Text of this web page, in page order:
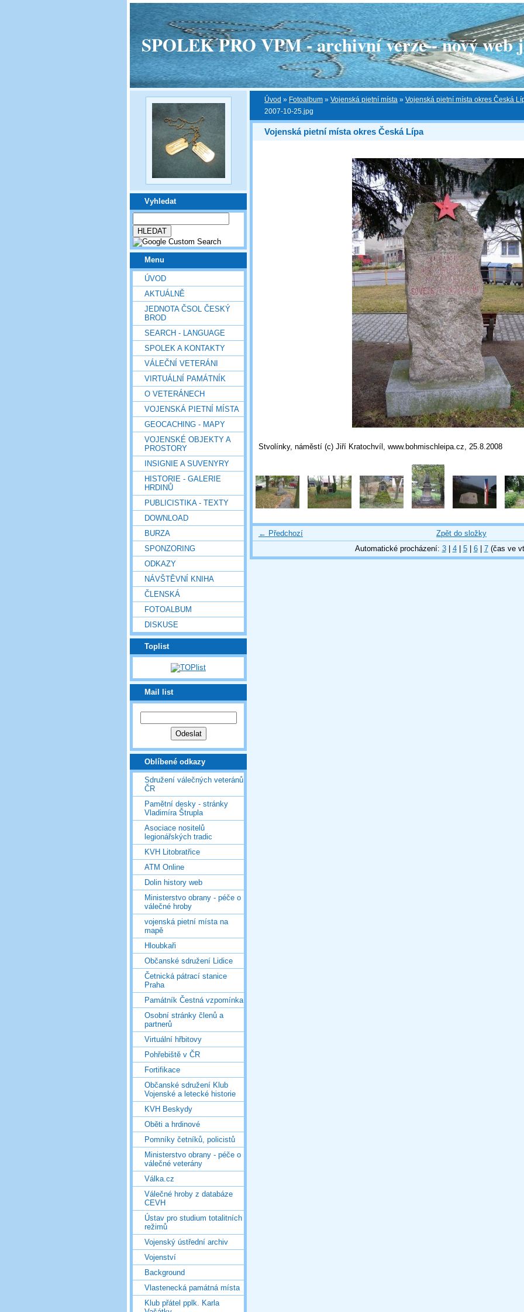
SPOLEK PRO VPM - archivní verze - nový web
Vyhledat
Menu
ÚVOD
AKTUÁLNĚ
JEDNOTA ČSOL ČESKÝ
BROD
SEARCH - LANGUAGE
SPOLEK A KONTAKTY
VÁLEČNÍ VETERÁNI
VIRTUÁLNÍ PAMÁTNÍK
O VETERÁNECH
VOJENSKÁ PIETNÍ MÍSTA
GEOCACHING - MAPY
VOJENSKÉ OBJEKTY A
PROSTORY
INSIGNIE A SUVENYRY
HISTORIE - GALERIE
HRDINŮ
PUBLICISTIKA - TEXTY
DOWNLOAD
BURZA
SPONZORING
ODKAZY
NÁVŠTĚVNÍ KNIHA
ČLENSKÁ
FOTOALBUM
DISKUSE
Toplist
Mail list
Oblíbené odkazy
Sdružení válečných veteránů
ČR
Pamětní desky - stránky
Vladimíra Štrupla
Asociace nositelů
legionářských tradic
KVH Litobratřice
ATM Online
Dolin history web
Ministerstvo obrany - péče o
válečné hroby
vojenská pietní místa na
mapě
Hloubkaři
Občanské sdružení Lidice
Četnická pátrací stanice
Praha
Památník Čestná vzpomínka
Osobní stránky členů a
partnerů
Virtuální hřbitovy
Pohřebiště v ČR
Fortifikace
Občanské sdružení Klub
Vojenské a letecké historie
KVH Beskydy
Oběti a hrdinové
Pomníky četníků, policistů
Ministerstvo obrany - péče o
válečné veterány
Válka.cz
Válečné hroby z databáze
CEVH
Ústav pro studium totalitních
režimů
Vojenský ústřední archiv
Vojenství
Background
Vlastenecká památná místa
Klub přátel pplk. Karla
Úvod » Fotoalbum » Vojenská pietní místa » Vojenská pietní místa okres Česká
2007-10-25.jpg
Vojenská pietní místa okres Česká Lípa
Stvolínky, náměstí (c) Jiří Kratochvíl, www.bohmischleipa.cz, 25.8.2008
← Předchozí
Zpět do složky
Automatické procházení: 3| 4| 5| 6| 7(čas ve